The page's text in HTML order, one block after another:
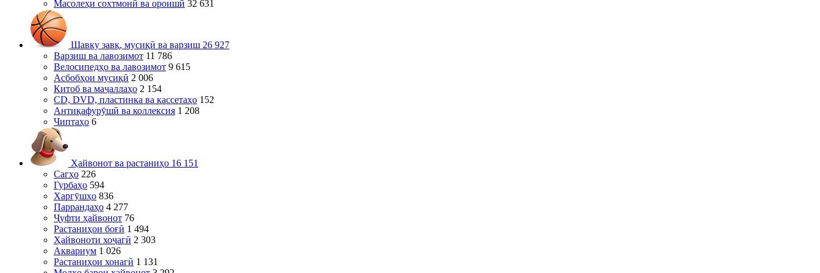
Масолеҳи сохтмонӣ ва ороишӣ 32 631
Шавку завқ, мусиқӣ ва варзиш 26 927
Варзиш ва лавозимот 11 786
Велосипедҳо ва лавозимот 9 615
Асбобҳои мусиқӣ 2 006
Китоб ва маҷаллаҳо 2 154
CD, DVD, пластинка ва кассетаҳо 152
Антиқафурӯшӣ ва коллексия 1 208
Чиптаҳо 6
Ҳайвонот ва растаниҳо 16 151
Сагҳо 226
Гурбаҳо 594
Харгӯшҳо 836
Паррандаҳо 4 277
Ҷуфти ҳайвонот 76
Растаниҳои боғӣ 1 494
Ҳайвоноти хоҷагӣ 2 303
Аквариум 1 026
Растаниҳои хонагӣ 1 131